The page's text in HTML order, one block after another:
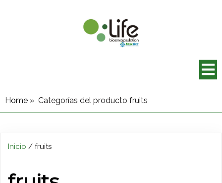
Home » Categorías del producto fruits
Inicio / fruits